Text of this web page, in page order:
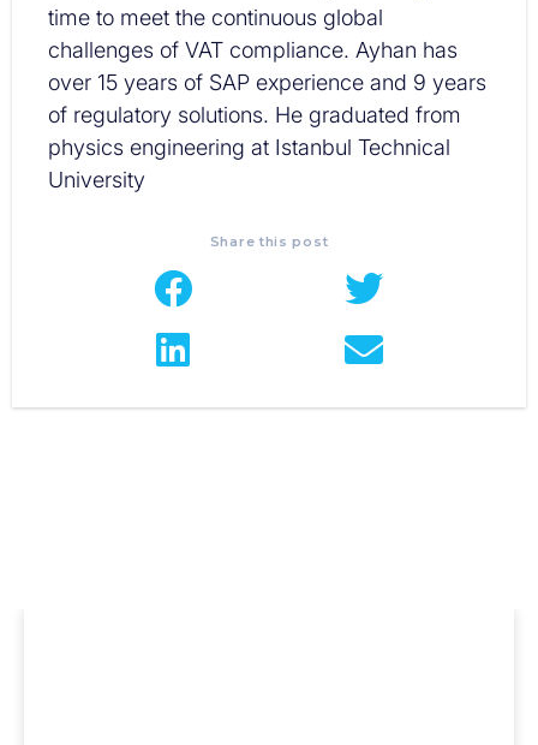
time to meet the continuous global
challenges of VAT compliance. Ayhan has
over 15 years of SAP experience and 9 years
of regulatory solutions. He graduated from
physics engineering at Istanbul Technical
University
Share this post